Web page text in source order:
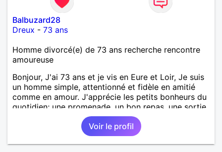
Balbuzard28
Dreux - 73 ans
Homme divorcé(e) de 73 ans recherche rencontre
amoureuse
Bonjour, J'ai 73 ans et je vis en Eure et Loir, Je suis
un homme simple, attentionné et fidèle en amitié
comme en amour. J'apprécie les petits bonheurs du
quotidien; une promenade, un bon repas, une sortie,
une discision agréable ou un moment de détente à
deux. Je souhaite rencontrer une femme douce,
honnête et bienveillante, avec qui partager des
moments de complicité, de rire et de confiance. Je
Voir le profil